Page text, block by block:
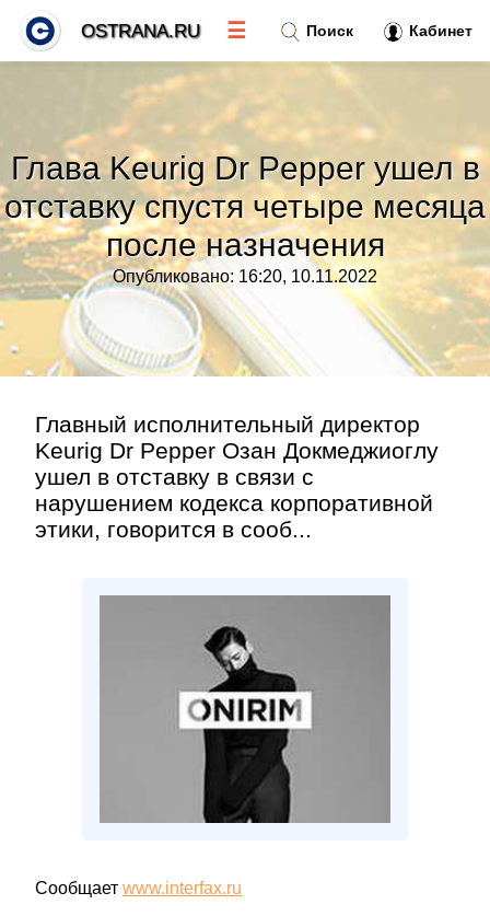
Глава Keurig Dr Pepper ушел в
отставку спустя четыре месяца
после назначения
Опубликовано: 16:20, 10.11.2022
Главный исполнительный директор
Keurig Dr Pepper Озан Докмеджиоглу
ушел в отставку в связи с
нарушением кодекса корпоративной
этики, говорится в сооб...
Сообщает www.interfax.ru
Поиск Кабинет
OSTRANA.RU ☰
Тренды новостей»
Рубрики»
Правила
Контакт»